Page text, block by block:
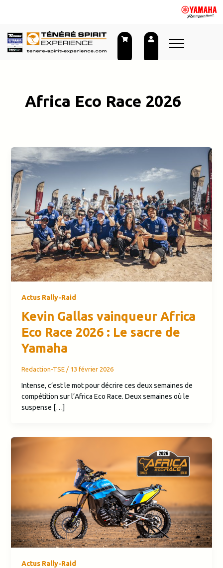
Africa Eco Race 2026
Actus Rally-Raid
Kevin Gallas vainqueur Africa
Eco Race 2026 : Le sacre de
Yamaha
Redaction-TSE / 13 février 2026
Intense, c’est le mot pour décrire ces deux semaines de
compétition sur l’Africa Eco Race. Deux semaines où le
suspense […]
Actus Rally-Raid